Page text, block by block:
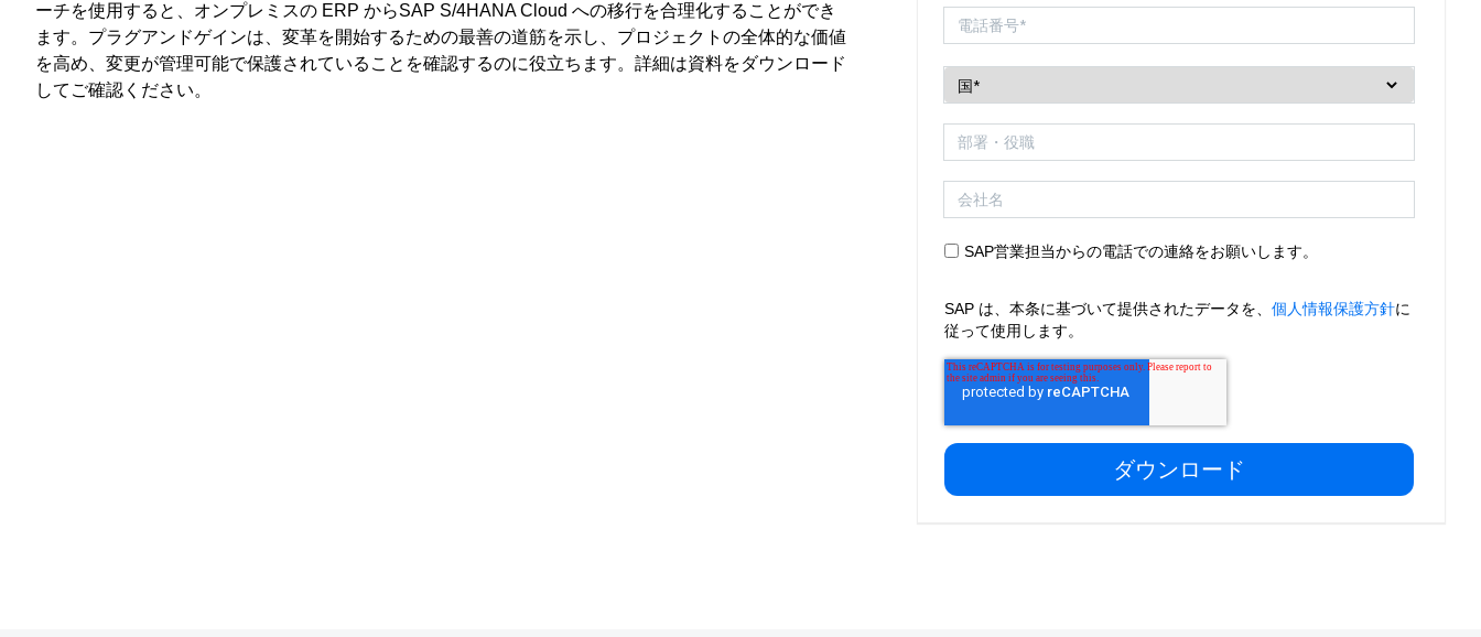
ーチを使用すると、オンプレミスの ERP からSAP S/4HANA Cloud への移行を合理化することができ
ます。プラグアンドゲインは、変革を開始するための最善の道筋を示し、プロジェクトの全体的な価値
を高め、変更が管理可能で保護されていることを確認するのに役立ちます。詳細は資料をダウンロード
してご確認ください。
SAP営業担当からの電話での連絡をお願いします。
SAP は、本条に基づいて提供されたデータを、 個人情報保護方針に
従って使用します。